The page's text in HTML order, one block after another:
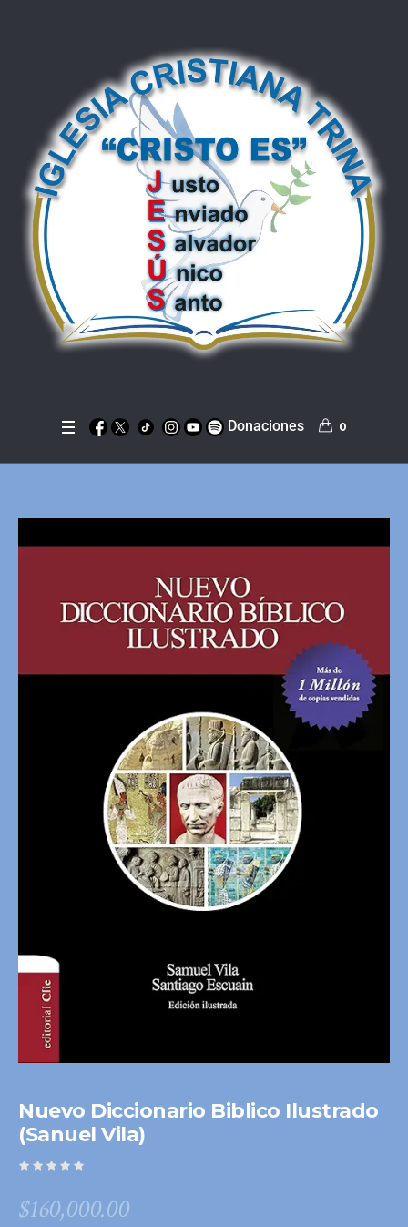
Donaciones 0
Nuevo Diccionario Biblico Ilustrado
(Sanuel Vila)
$160,000.00